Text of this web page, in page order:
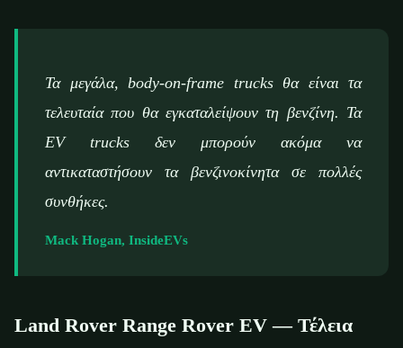
Τα μεγάλα, body-on-frame trucks θα είναι τα
τελευταία που θα εγκαταλείψουν τη βενζίνη. Τα
EV trucks δεν μπορούν ακόμα να
αντικαταστήσουν τα βενζινοκίνητα σε πολλές
συνθήκες.
Mack Hogan, InsideEVs
Land Rover Range Rover EV — Τέλεια